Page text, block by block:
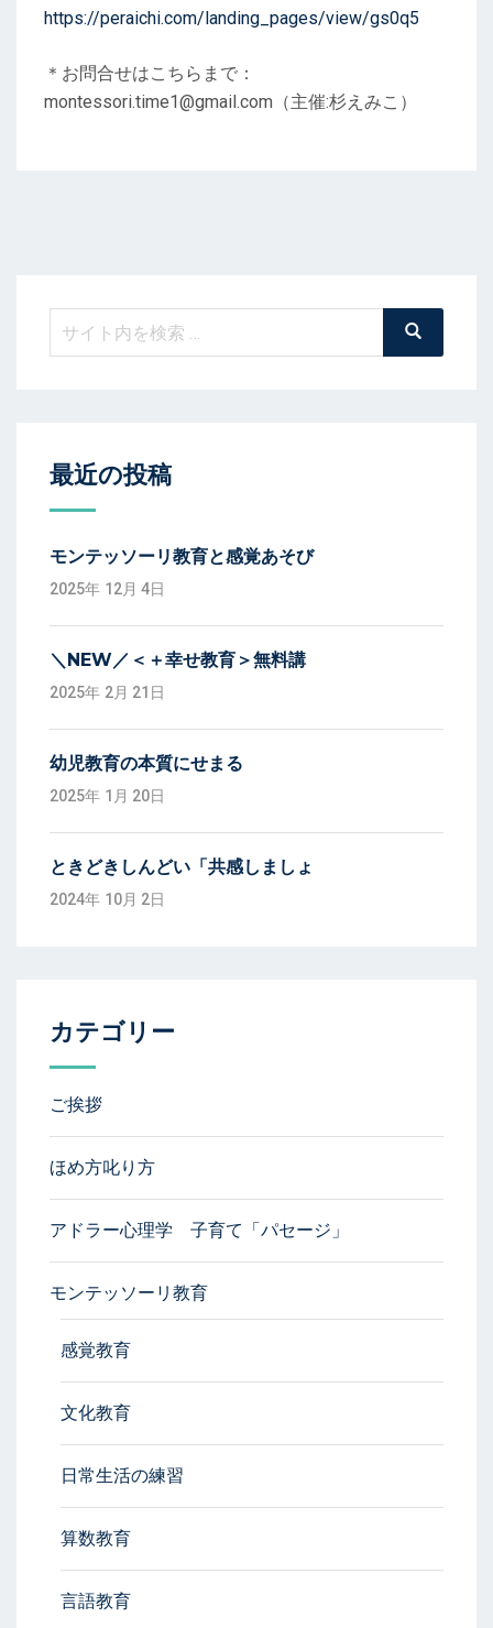
https://peraichi.com/landing_pages/view/gs0q5
＊お問合せはこちらまで：
montessori.time1@gmail.com（主催:杉えみこ）
検
最近の投稿
モンテッソーリ教育と感覚あそび
2025年 12月 4日
＼NEW／＜＋幸せ教育＞無料講
2025年 2月 21日
幼児教育の本質にせまる
2025年 1月 20日
ときどきしんどい「共感しましょ
2024年 10月 2日
カテゴリー
ご挨拶
ほめ方叱り方
アドラー心理学 子育て「パセージ」
モンテッソーリ教育
感覚教育
文化教育
日常生活の練習
算数教育
言語教育